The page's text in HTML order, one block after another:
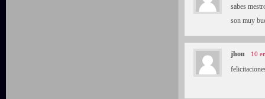
sabes
son muy
jhon 10